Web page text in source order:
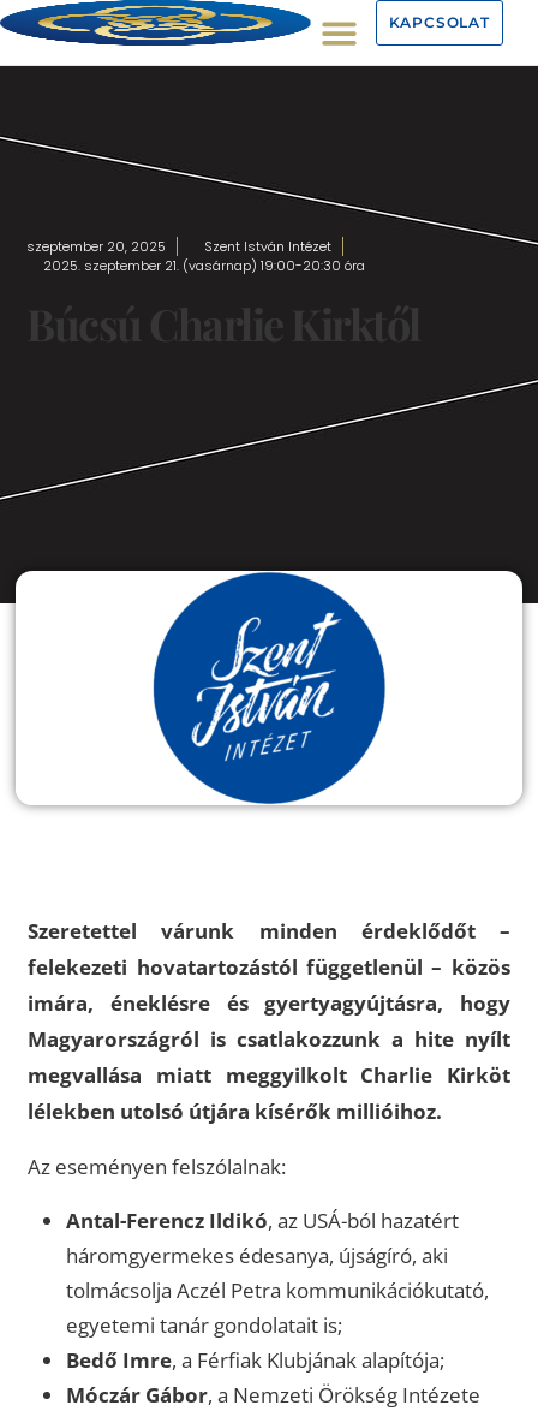
KAPCSOLAT
szeptember 20, 2025
Szent István Intézet
2025. szeptember 21. (vasárnap) 19:00-20:30 óra
Búcsú Charlie Kirktől
Szeretettel várunk minden érdeklődőt –
felekezeti hovatartozástól függetlenül – közös
imára, éneklésre és gyertyagyújtásra, hogy
Magyarországról is csatlakozzunk a hite nyílt
megvallása miatt meggyilkolt Charlie Kirköt
lélekben utolsó útjára kísérők millióihoz.
Az eseményen felszólalnak:
Antal-Ferencz Ildikó, az USÁ-ból hazatért
háromgyermekes édesanya, újságíró, aki
tolmácsolja Aczél Petra kommunikációkutató,
egyetemi tanár gondolatait is;
Bedő Imre, a Férfiak Klubjának alapítója;
Móczár Gábor, a Nemzeti Örökség Intézete